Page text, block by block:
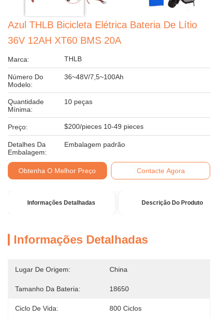
Azul THLB Bicicleta Elétrica Bateria De Lítio
36V 12AH XT60 BMS 20A
Marca: THLB
Número Do
Modelo:
36~48V/7,5~100Ah
Quantidade
Mínima:
10 peças
Preço: $200/pieces 10-49 pieces
Detalhes Da
Embalagem:
Embalagem padrão
Obtenha O Melhor Preço Contacte Agora
Informações Detalhadas Descrição Do Produto
Informações Detalhadas
Lugar De Origem: China
Tamanho Da Bateria: 18650
Ciclo De Vida: 800 Ciclos